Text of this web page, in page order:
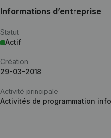
Informations d’entreprise
Statut
Actif
Création
29-03-2018
Activité principale
Activités de programmation